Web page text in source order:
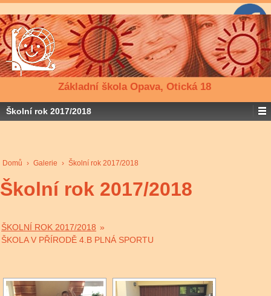
Základní škola Opava, Otická 18
Školní rok 2017/2018
Domů › Galerie › Školní rok 2017/2018
Školní rok 2017/2018
ŠKOLNÍ ROK 2017/2018 »
ŠKOLA V PŘÍRODĚ 4.B PLNÁ SPORTU